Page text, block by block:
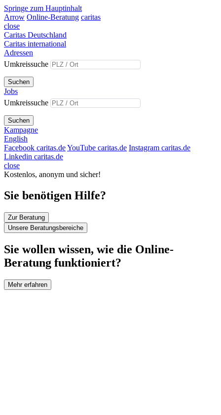
Springe zum Hauptinhalt
Arrow Online-Beratung caritas
close
Caritas Deutschland
Caritas international
Adressen
Umkreissuche
Suchen
Jobs
Umkreissuche
Suchen
Kampagne
English
Facebook caritas.deYouTube caritas.de Instagram caritas.de
Linkedin caritas.de
close
Kostenlos, anonym und sicher!
Sie benötigen Hilfe?
Zur Beratung
Unsere Beratungsbereiche
Sie wollen wissen, wie die Online-
Beratung funktioniert?
Mehr erfahren